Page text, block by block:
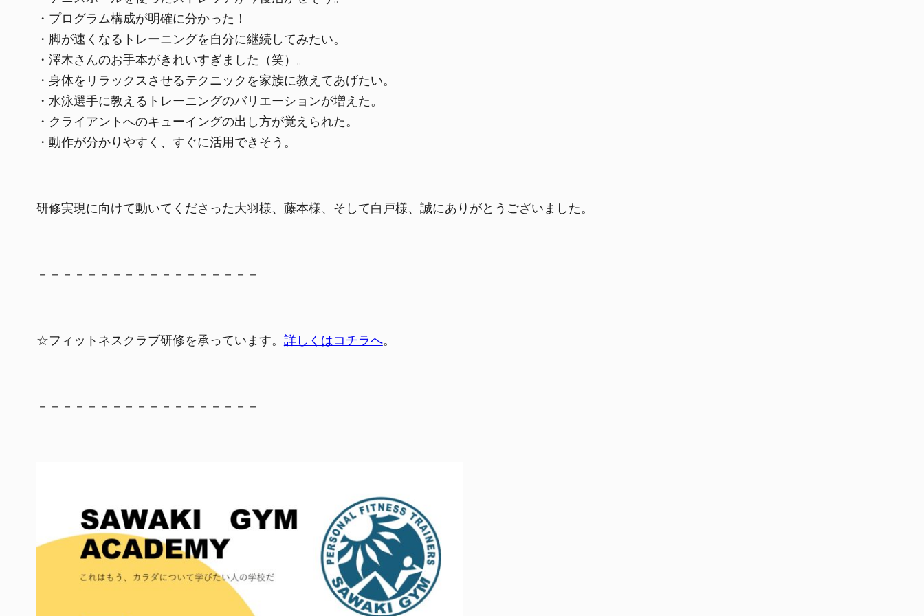
・プログラム構成が明確に分かった！
・脚が速くなるトレーニングを自分に継続してみたい。
・澤木さんのお手本がきれいすぎました（笑）。
・身体をリラックスさせるテクニックを家族に教えてあげたい。
・水泳選手に教えるトレーニングのバリエーションが増えた。
・クライアントへのキューイングの出し方が覚えられた。
・動作が分かりやすく、すぐに活用できそう。
研修実現に向けて動いてくださった大羽様、藤本様、そして白戸様、誠にありがとうございました。
－－－－－－－－－－－－－－－－－－
☆フィットネスクラブ研修を承っています。 詳しくはコチラへ。
－－－－－－－－－－－－－－－－－－